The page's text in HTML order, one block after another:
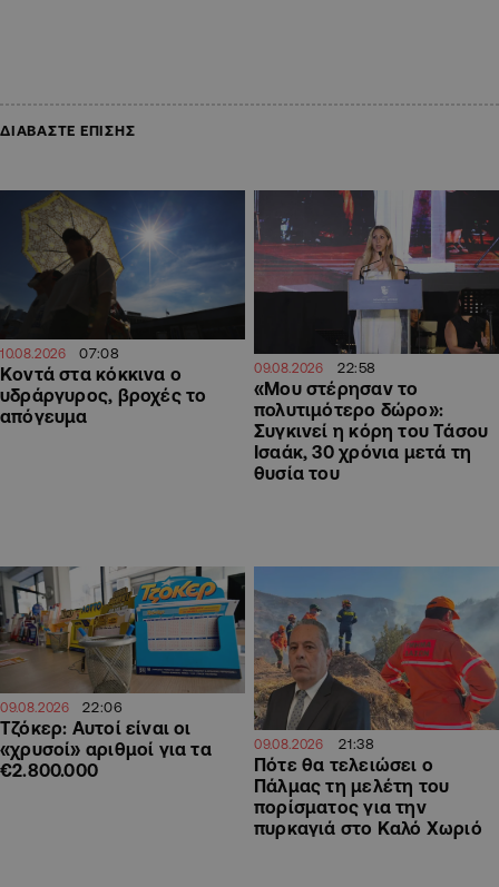
ΔΙΑΒΑΣΤΕ ΕΠΙΣΗΣ
10.08.2026 07:08
Κοντά στα κόκκινα ο
υδράργυρος, βροχές το
απόγευμα
09.08.2026 22:58
«Μου στέρησαν το
πολυτιμότερο δώρο»:
Συγκινεί η κόρη του Τάσου
Ισαάκ, 30 χρόνια μετά τη
θυσία του
09.08.2026 22:06
Τζόκερ: Αυτοί είναι οι
«χρυσοί» αριθμοί για τα
€2.800.000
09.08.2026 21:38
Πότε θα τελειώσει ο
Πάλμας τη μελέτη του
πορίσματος για την
πυρκαγιά στο Καλό Χωριό